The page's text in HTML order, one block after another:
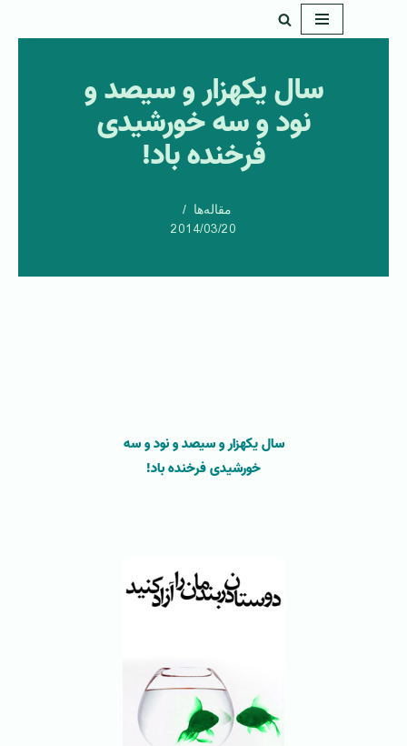
سال یکهزار و سیصد و
نود و سه خورشیدی
فرخنده باد!
مقاله‌ها
2014/03/20
سال یکهزار و سیصد و نود و سه
خورشیدی فرخنده باد!